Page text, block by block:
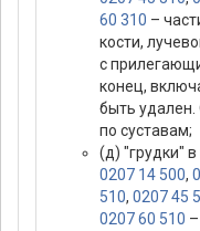
60 310 –
кости,
с
конец,
быть
по суставам;
(д) "грудки"
0207 14 500,
510, 0207 45
0207 60 510